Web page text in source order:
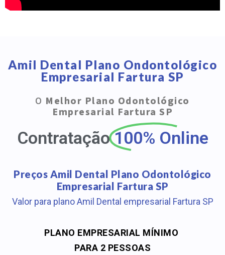
Amil Dental Plano Ondontológico
Empresarial Fartura SP
O Melhor Plano Odontológico
Empresarial Fartura SP
Contratação 100% Online
Preços Amil Dental Plano Odontológico
Empresarial Fartura SP
Valor para plano Amil Dental empresarial Fartura SP
PLANO EMPRESARIAL MÍNIMO
PARA 2 PESSOAS